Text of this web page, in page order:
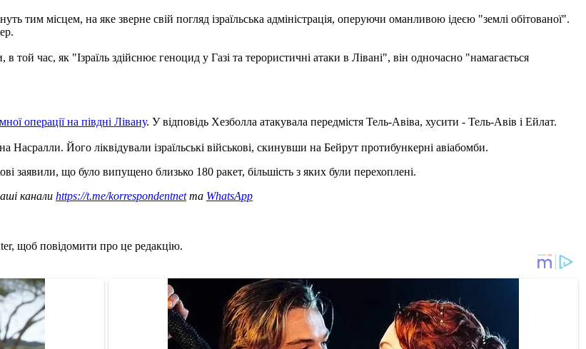
тим місцем, на яке зверне свій погляд ізраїльська адміністрація, оперуючи оманливою ідеєю "землі обітованої".
час, як "Ізраїль здійснює геноцид у Газі та терористичні атаки в Лівані", він одночасно "намагається
операції на півдні Лівану. У відповідь Хезболла атакувала передмістя Тель-Авіва, хусити - Тель-Авів і Ейлат.
Його ліквідували ізраїльські військові, скинувши на Бейрут протибункерні авіабомби.
заявили, що було випущено близько 180 ракет, більшість з яких були перехоплені.
канали https://t.me/korrespondentnetта WhatsApp
щоб повідомити про це редакцію.